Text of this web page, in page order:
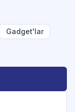
Gadget'lar